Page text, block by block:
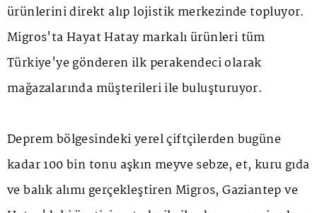
ürünlerini direkt alıp lojistik merkezinde topluyor.
Migros'ta Hayat Hatay markalı ürünleri tüm
Türkiye'ye gönderen ilk perakendeci olarak
mağazalarında müşterileri ile buluşturuyor.
Deprem bölgesindeki yerel çiftçilerden bugüne
kadar 100 bin tonu aşkın meyve sebze, et, kuru gıda
ve balık alımı gerçekleştiren Migros, Gaziantep ve